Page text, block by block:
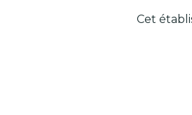
Cet